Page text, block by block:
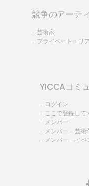
競争のアーテ
- 芸術家
- プライベートエリア
YICCAコミ
- ログイン
- ここで登録して
- メンバー
- メンバー - 芸術
- メンバー - イベ